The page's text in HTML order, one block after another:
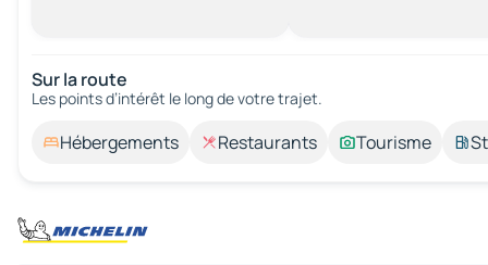
Sur la route
Les points d’intérêt le long de votre trajet.
Hébergements Restaurants Tourisme